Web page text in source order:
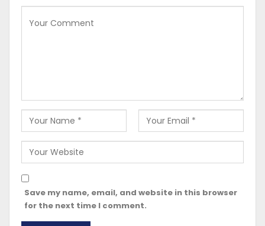
Save my name, email, and website in this browser
for the next time I comment.